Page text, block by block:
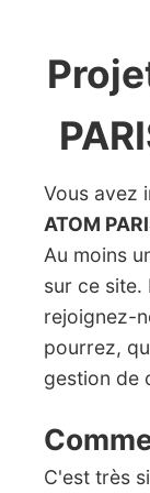
Vous avez
ATOM
Au moins
sur ce site.
rejoignez-
pourrez,
gestion de
C'est très